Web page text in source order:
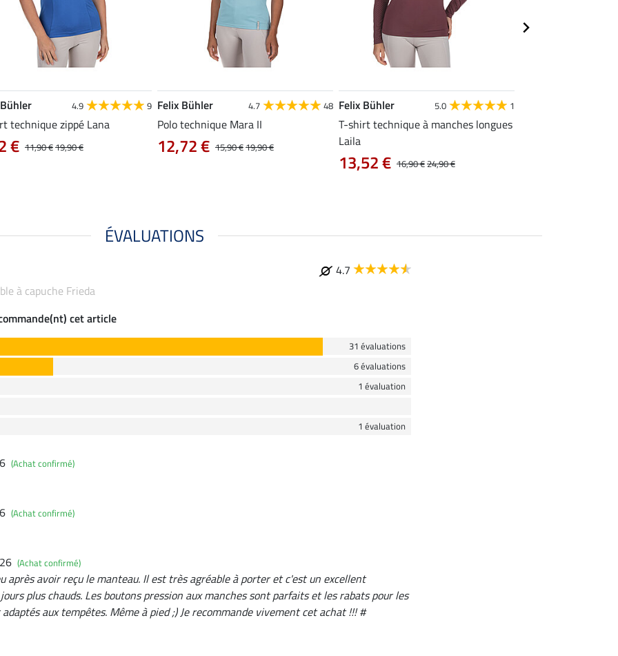
4.9 9
technique zippé Lana
11,90 €19,90 €
€
Felix Bühler 4.7 48
Polo technique Mara II
15,90 €19,90 €
12,72 €
Felix Bühler 5.0 1
T-shirt technique à manches longues
Laila
16,90 €24,90 €
13,52 €
ÉVALUATIONS
4.7
à capuche Frieda
cet article
31 évaluations
6 évaluations
1 évaluation
1 évaluation
(Achat confirmé)
(Achat confirmé)
(Achat confirmé)
après avoir reçu le manteau. Il est très agréable à porter et c'est un excellent
plus chauds. Les boutons pression aux manches sont parfaits et les rabats pour les
aux tempêtes. Même à pied ;) Je recommande vivement cet achat !!! #